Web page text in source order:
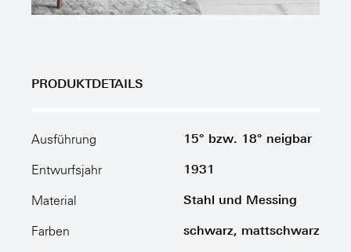
PRODUKTDETAILS
Ausführung 15° bzw. 18° neigbar
Entwurfsjahr 1931
Material Stahl und Messing
Farben schwarz, mattschwarz